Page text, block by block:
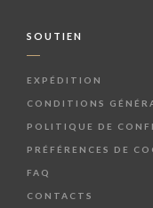
SOUTIEN
EXPÉDITION
CONDITIONS
POLITIQUE DE
PRÉFÉRENCES DE
FAQ
CONTACTS